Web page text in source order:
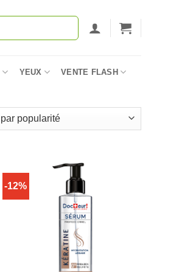
YEUX VENTE FLASH
-12%